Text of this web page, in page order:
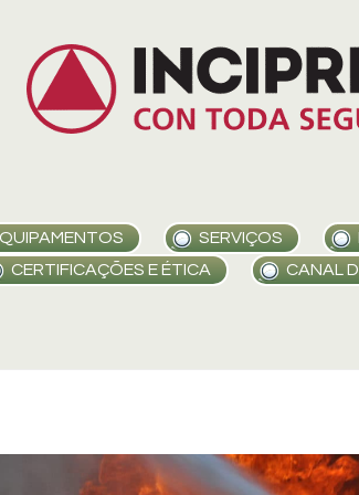
SERVIÇOS
CERTIFICAÇÕES E ÉTICA
CANAL